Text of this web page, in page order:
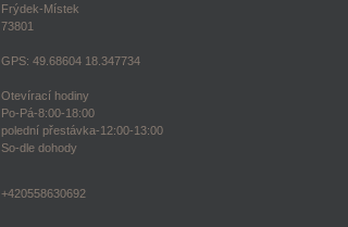
Frýdek-Místek
73801
GPS: 49.68604 18.347734
Otevírací hodiny
Po-Pá-8:00-18:00
polední přestávka-12:00-13:00
So-dle dohody
+420558630692